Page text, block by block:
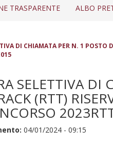
TRASPARENTE ALBO
DI CHIAMATA PER N. 1
SELETTIVA
(RTT)
04/01/2024 - 09:15